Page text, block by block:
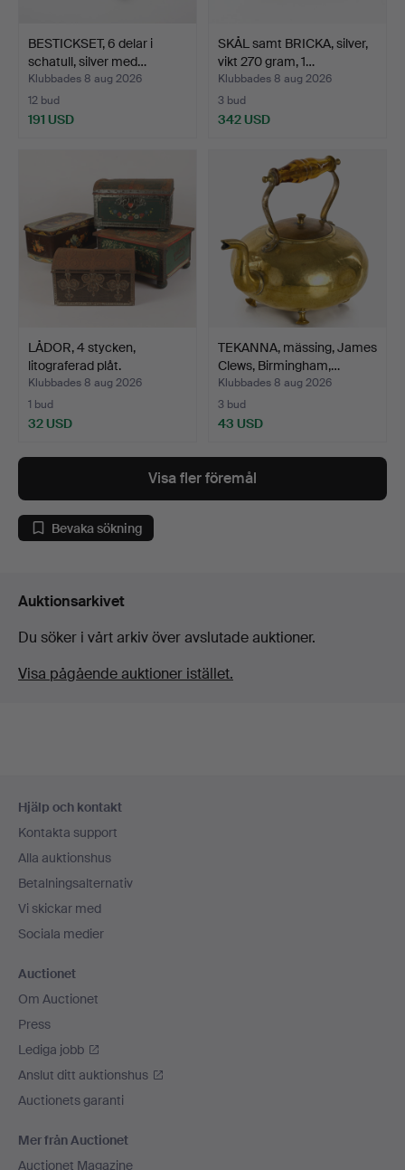
BESTICKSET, 6 delar i
schatull, silver med…
Klubbades 8 aug 2026
12 bud
191 USD
SKÅL samt BRICKA, silver,
vikt 270 gram, 1…
Klubbades 8 aug 2026
3 bud
342 USD
LÅDOR, 4 stycken,
litograferad plåt.
Klubbades 8 aug 2026
1 bud
32 USD
TEKANNA, mässing, James
Clews, Birmingham,…
Klubbades 8 aug 2026
3 bud
43 USD
Visa fler föremål
Bevaka sökning
Auktionsarkivet
Du söker i vårt arkiv över avslutade auktioner.
Visa pågående auktioner istället.
Hjälp och kontakt
Kontakta support
Alla auktionshus
Betalningsalternativ
Vi skickar med
Sociala medier
Auctionet
Om Auctionet
Press
Lediga jobb
Anslut ditt auktionshus
Auctionets garanti
Mer från Auctionet
Auctionet Magazine